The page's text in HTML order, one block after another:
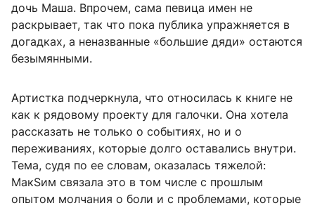
дочь Маша. Впрочем, сама певица имен не
раскрывает, так что пока публика упражняется в
догадках, а неназванные «большие дяди» остаются
безымянными.
Артистка подчеркнула, что относилась к книге не
как к рядовому проекту для галочки. Она хотела
рассказать не только о событиях, но и о
переживаниях, которые долго оставались внутри.
Тема, судя по ее словам, оказалась тяжелой:
МакSим связала это в том числе с прошлым
опытом молчания о боли и с проблемами, которые